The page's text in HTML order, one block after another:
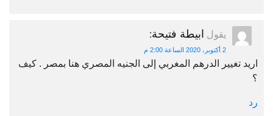
يقول ابيطة فتيحة:
2 أكتوبر، 2020 الساعة 2:00 م
اريد تغيير الدرهم المغربي إلى الجنيه المصري هنا بمصر . كيف
؟
رد